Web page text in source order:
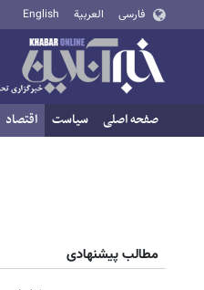
فارسی العربية English
صفحه اصلی سیاست اقتصاد
مطالب پیشنهادی